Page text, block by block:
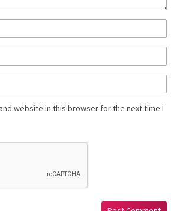
website in this browser for the next time I